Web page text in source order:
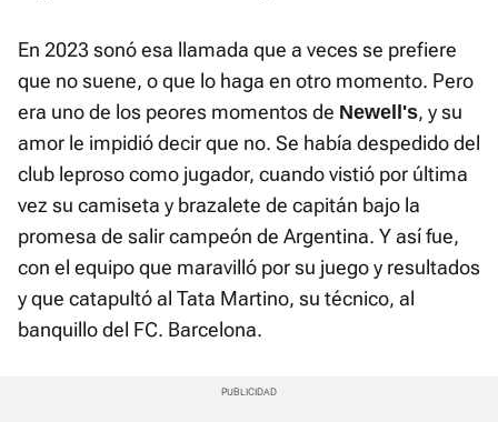
En 2023 sonó esa llamada que a veces se prefiere
que no suene, o que lo haga en otro momento. Pero
era uno de los peores momentos de Newell's, y su
amor le impidió decir que no. Se había despedido del
club leproso como jugador, cuando vistió por última
vez su camiseta y brazalete de capitán bajo la
promesa de salir campeón de Argentina. Y así fue,
con el equipo que maravilló por su juego y resultados
y que catapultó al Tata Martino, su técnico, al
banquillo del FC. Barcelona.